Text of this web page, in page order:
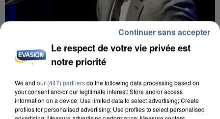
Gabriel Attal et Raphaël Glucksmann visés par des
ingérences...
Sollicité, Sébastien Lecornu annonce un "travail
Le respect de votre vie privée est
notre priorité
We and our (447) partnersdo the following data processing based on
your consent and/or our legitimate interest: Store and/or access
information on a device; Use limited data to select advertising; Create
profiles for personalised advertising; Use profiles to select personalised
Continuer sans accepter